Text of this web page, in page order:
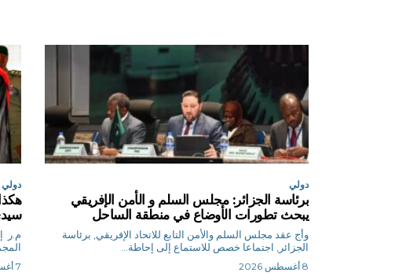
دولي
برئاسة الجزائر: مجلس السلم و الأمن الإفريقي
يبحث تطورات الأوضاع في منطقة الساحل
وأج عقد مجلس السلم والأمن التابع للاتحاد الإفريقي, برئاسة
الجزائر, اجتماعا خصص للاستماع إلى إحاطة...
8 أغسطس 2026
دولي
7 أغسطس 2026